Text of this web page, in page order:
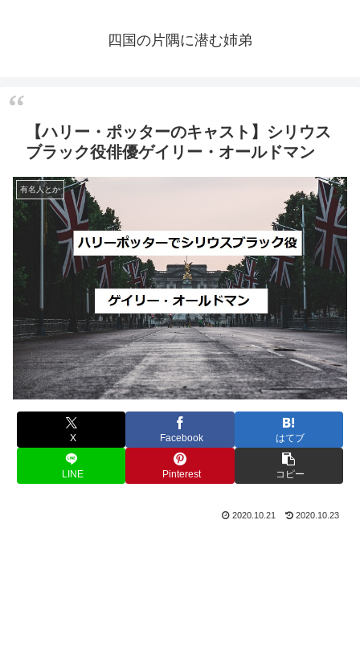
四国の片隅に潜む姉弟
【ハリー・ポッターのキャスト】シリウス
ブラック役俳優ゲイリー・オールドマン
有名人とか
X Facebook はてブ
LINE Pinterest コピー
2020.10.21 2020.10.23